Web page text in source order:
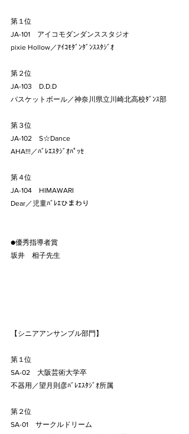
第１位
JA-101　アイコモダンダンススタジオ
pixie Hollow／ｱｲｺﾓﾀﾞﾝﾀﾞﾝｽｽﾀｼﾞｵ
第２位
JA-103　D.D.D
バスケットボール／神奈川県立川崎北高校ﾀﾞﾝｽ部
第３位
JA-102　S☆Dance
AHA!!!／ﾊﾞﾚｴｽﾀｼﾞｵﾊﾟｯｾ
第４位
JA-104　HIMAWARI
Dear／児童ﾊﾞﾚｴひまわり
●優秀指導者賞
坂井　相子先生
【シニアアンサンブル部門】
第１位
SA-02　大阪芸術大学卒
不器用／望月則彦ﾊﾞﾚｴｽﾀｼﾞｵ所属
第２位
SA-01　サークルドリーム